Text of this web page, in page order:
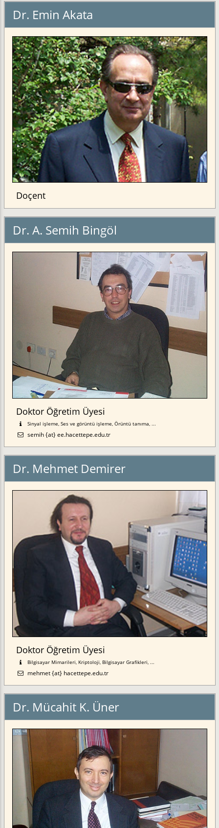
Dr. Emin Akata
Doçent
Dr. A. Semih Bingöl
Doktor Öğretim Üyesi
Sinyal işleme, Ses ve görüntü işleme, Örüntü tanıma, ...
semih {at} ee.hacettepe.edu.tr
Dr. Mehmet Demirer
Doktor Öğretim Üyesi
Bilgisayar Mimarileri, Kriptoloji, Bilgisayar Grafikleri, ...
mehmet {at} hacettepe.edu.tr
Dr. Mücahit K. Üner